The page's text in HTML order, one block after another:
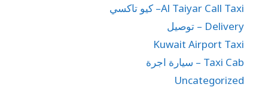
Al Taiyar Call Taxi– كيو تاكسي
Delivery – توصيل
Kuwait Airport Taxi
Taxi Cab – سيارة اجرة
Uncategorized